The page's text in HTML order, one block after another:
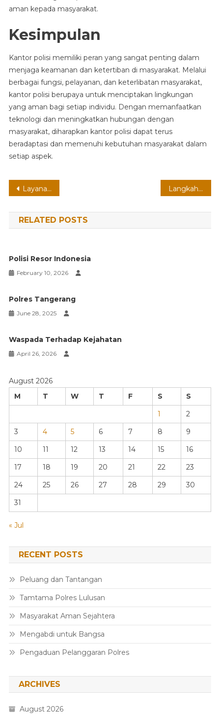
aman kepada masyarakat.
Kesimpulan
Kantor polisi memiliki peran yang sangat penting dalam
menjaga keamanan dan ketertiban di masyarakat. Melalui
berbagai fungsi, pelayanan, dan keterlibatan masyarakat,
kantor polisi berupaya untuk menciptakan lingkungan
yang aman bagi setiap individu. Dengan memanfaatkan
teknologi dan meningkatkan hubungan dengan
masyarakat, diharapkan kantor polisi dapat terus
beradaptasi dan memenuhi kebutuhan masyarakat dalam
setiap aspek.
Post
navigation
Layanan Pengaduan Masyarakat Langkah Mudah dan Praktis
RELATED POSTS
Polisi Resor Indonesia
February 10, 2026
Polres Tangerang
June 28, 2025
Waspada Terhadap Kejahatan
April 26, 2026
August 2026
M
T W T F S
S
1
2
3
4 5 6 7 8
9
10
11 12 13 14 15
16
17
18 19 20 21 22
23
24
25 26 27 28 29
30
31
« Jul
RECENT POSTS
Peluang dan Tantangan
Tamtama Polres Lulusan
Masyarakat Aman Sejahtera
Mengabdi untuk Bangsa
Pengaduan Pelanggaran Polres
ARCHIVES
August 2026